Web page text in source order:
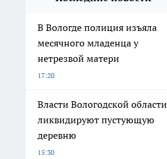
В Вологде полиция изъяла
месячного младенца у
нетрезвой матери
17:20
Власти Вологодской области
ликвидируют пустующую
деревню
15:30